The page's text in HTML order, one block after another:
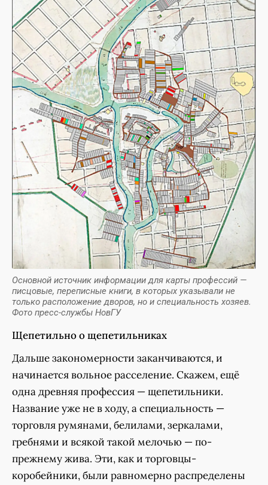
Основной источник информации для карты профессий —
писцовые, переписные книги, в которых указывали не
только расположение дворов, но и специальность хозяев.
Фото пресс-службы НовГУ
Щепетильно о щепетильниках
Дальше закономерности заканчиваются, и
начинается вольное расселение. Скажем, ещё
одна древняя профессия — щепетильники.
Название уже не в ходу, а специальность —
торговля румянами, белилами, зеркалами,
гребнями и всякой такой мелочью — по-
прежнему жива. Эти, как и торговцы-
коробейники, были равномерно распределены